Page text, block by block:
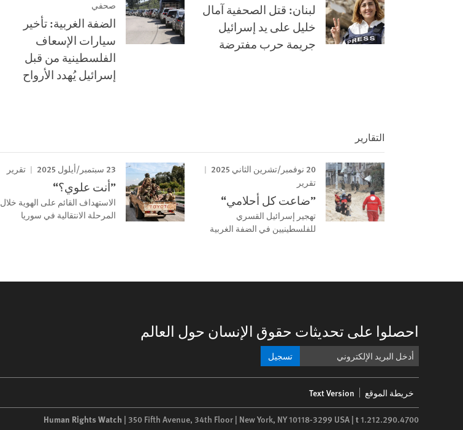
لبنان: قتل الصحفية آمال
خليل على يد إسرائيل
جريمة حرب مفترضة
صحفي
الضفة الغربية: تأخير
سيارات الإسعاف
الفلسطينية من قبل
إسرائيل يُهدد الأرواح
التقارير
20 نوفمبر/تشرين الثاني 2025
تقرير
”ضاعت كل أحلامي“
تهجير إسرائيل القسري
للفلسطينيين في الضفة الغربية
23 سبتمبر/أيلول 2025 تقرير
”أنت علوي؟“
الاستهداف القائم على الهوية خلال
المرحلة الانتقالية في سوريا
احصلوا على تحديثات حقوق الإنسان حول العالم
تسجيل
menu
خريطة الموقع Text Version
Human Rights Watch | 350 Fifth Avenue, 34th Floor | New York, NY10118-3299 USA | t1.212.290.4700